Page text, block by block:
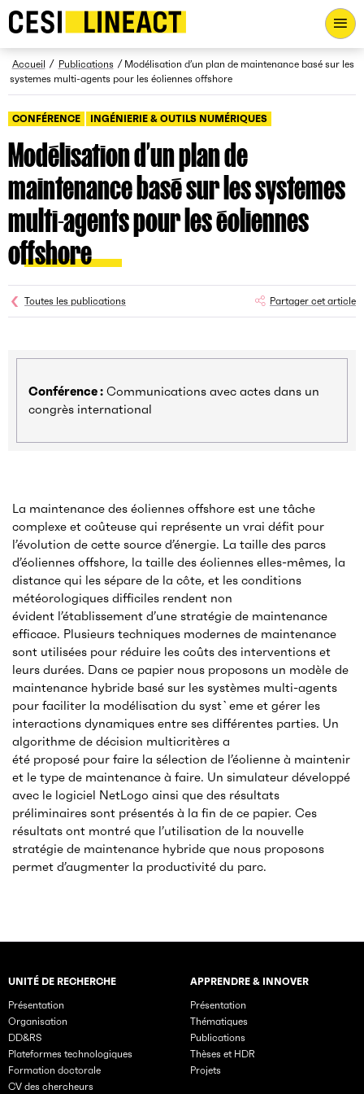
CESI LINEACT - Laboratoire de recherche et d'innovation -
Fil d’Ariane
Accueil Publications
Modélisation d’un plan de maintenance basé sur les
systemes multi-agents pour les éoliennes offshore
CONFÉRENCE INGÉNIERIE & OUTILS NUMÉRIQUES
Modélisation d’un plan de
maintenance basé sur les systemes
multi-agents pour les éoliennes
offshore
Toutes les publications Partager cet article
Conférence : Communications avec actes dans un
congrès international
La maintenance des éoliennes offshore est une tâche
complexe et coûteuse qui représente un vrai défit pour
l’évolution de cette source d’énergie. La taille des parcs
d’éoliennes offshore, la taille des éoliennes elles-mêmes, la
distance qui les sépare de la côte, et les conditions
météorologiques difficiles rendent non
évident l’établissement d’une stratégie de maintenance
efficace. Plusieurs techniques modernes de maintenance
sont utilisées pour réduire les coûts des interventions et
leurs durées. Dans ce papier nous proposons un modèle de
maintenance hybride basé sur les systèmes multi-agents
pour faciliter la modélisation du syst`eme et gérer les
interactions dynamiques entre ses différentes parties. Un
algorithme de décision multicritères a
été proposé pour faire la sélection de l’éolienne à maintenir
et le type de maintenance à faire. Un simulateur développé
avec le logiciel NetLogo ainsi que des résultats
préliminaires sont présentés à la fin de ce papier. Ces
résultats ont montré que l’utilisation de la nouvelle
stratégie de maintenance hybride que nous proposons
permet d’augmenter la productivité du parc.
Rubriques principales du site
UNITÉ DE RECHERCHE
Présentation
Organisation
DD&RS
Plateformes technologiques
Formation doctorale
CV des chercheurs
APPRENDRE & INNOVER
Présentation
Thématiques
Publications
Thèses et HDR
Projets